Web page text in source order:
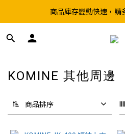
超取滿199、宅配滿
商品庫存變動快速，請
前往實體店選購商品前
KOMINE 其他周邊
商品排序